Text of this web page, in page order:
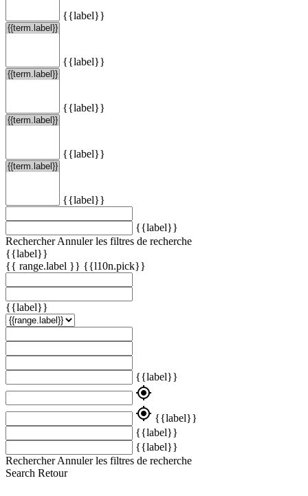
{{label}}
{{label}}
{{label}}
{{label}}
{{label}}
{{label}}
Rechercher Annuler les filtres de recherche
{{label}}
{{ range.label }} {{l10n.pick}}
{{label}}
{{label}}
my_location
my_location {{label}}
{{label}}
{{label}}
Rechercher Annuler les filtres de recherche
Search Retour